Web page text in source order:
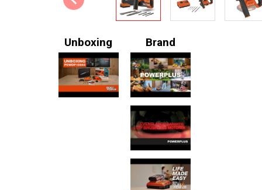
Unboxing Brand